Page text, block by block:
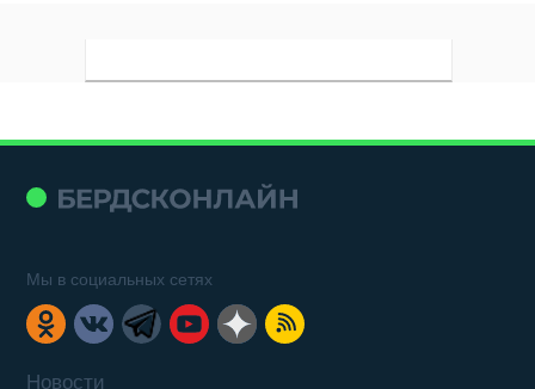
Новости
Мы в социальных сетях